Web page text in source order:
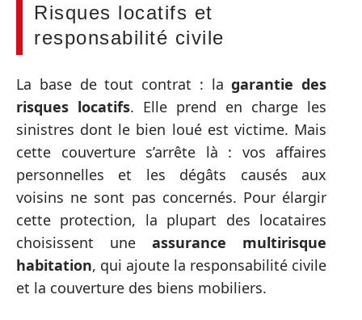
Risques locatifs et
responsabilité civile
La base de tout contrat : lagarantie des
risques locatifs. Elle prend en charge les
sinistres dont le bien loué est victime. Mais
cette couverture s’arrête là : vos affaires
personnelles et les dégâts causés aux
voisins ne sont pas concernés. Pour élargir
cette protection, la plupart des locataires
choisissent une assurance multirisque
habitation, qui ajoute la responsabilité civile
et la couverture des biens mobiliers.